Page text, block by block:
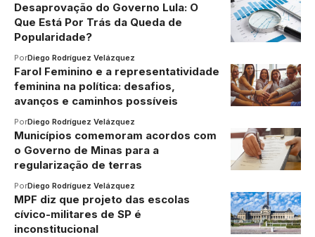
Desaprovação do Governo Lula: O
Que Está Por Trás da Queda de
Popularidade?
PorDiego Rodríguez Velázquez
Farol Feminino e a representatividade
feminina na política: desafios,
avanços e caminhos possíveis
PorDiego Rodríguez Velázquez
Municípios comemoram acordos com
o Governo de Minas para a
regularização de terras
PorDiego Rodríguez Velázquez
MPF diz que projeto das escolas
cívico-militares de SP é
inconstitucional